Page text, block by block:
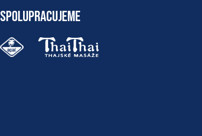
SPOLUPRACUJEME